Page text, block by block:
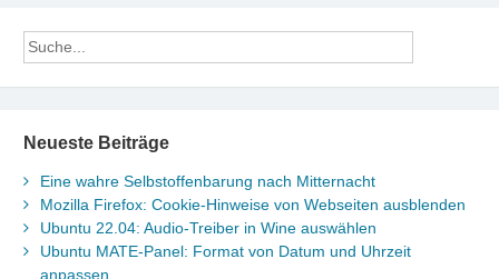
Neueste Beiträge
Eine wahre Selbstoffenbarung nach Mitternacht
Mozilla Firefox: Cookie-Hinweise von Webseiten ausblenden
Ubuntu 22.04: Audio-Treiber in Wine auswählen
Ubuntu MATE-Panel: Format von Datum und Uhrzeit
anpassen